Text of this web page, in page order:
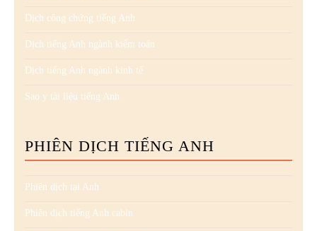
Dịch công chứng tiếng Anh
Dịch tiếng Anh ngành kiểm toán
Dịch tiếng Anh ngành kinh tế
Sao y tài liệu tiếng Anh
PHIÊN DỊCH TIẾNG ANH
Phiên dịch tại Anh
Phiên dịch tiếng Anh cabin